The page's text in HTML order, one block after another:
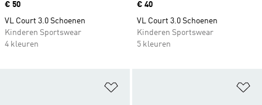
Price
€ 50
VL Court 3.0 Schoenen
Kinderen Sportswear
4 kleuren
Price
€ 40
VL Court 3.0 Schoenen
Kinderen Sportswear
5 kleuren